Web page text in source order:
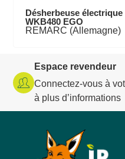
Désherbeuse électrique
WKB480 EGO
REMARC (Allemagne)
Espace revendeur
Connectez-vous à
à plus d’informations